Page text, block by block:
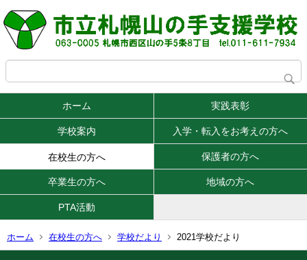
ホーム 実践表彰
学校案内 入学・転入をお考えの方へ
在校生の方へ 保護者の方へ
卒業生の方へ 地域の方へ
PTA活動
ホーム 在校生の方へ 学校だより 2021学校だより